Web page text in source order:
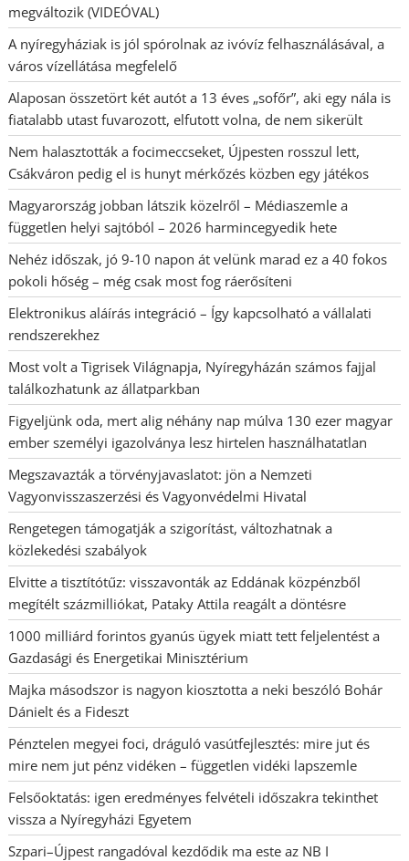
megváltozik (VIDEÓVAL)
A nyíregyháziak is jól spórolnak az ivóvíz felhasználásával, a
város vízellátása megfelelő
Alaposan összetört két autót a 13 éves „sofőr”, aki egy nála is
fiatalabb utast fuvarozott, elfutott volna, de nem sikerült
Nem halasztották a focimeccseket, Újpesten rosszul lett,
Csákváron pedig el is hunyt mérkőzés közben egy játékos
Magyarország jobban látszik közelről – Médiaszemle a
független helyi sajtóból – 2026 harmincegyedik hete
Nehéz időszak, jó 9-10 napon át velünk marad ez a 40 fokos
pokoli hőség – még csak most fog ráerősíteni
Elektronikus aláírás integráció – Így kapcsolható a vállalati
rendszerekhez
Most volt a Tigrisek Világnapja, Nyíregyházán számos fajjal
találkozhatunk az állatparkban
Figyeljünk oda, mert alig néhány nap múlva 130 ezer magyar
ember személyi igazolványa lesz hirtelen használhatatlan
Megszavazták a törvényjavaslatot: jön a Nemzeti
Vagyonvisszaszerzési és Vagyonvédelmi Hivatal
Rengetegen támogatják a szigorítást, változhatnak a
közlekedési szabályok
Elvitte a tisztítótűz: visszavonták az Eddának közpénzből
megítélt százmilliókat, Pataky Attila reagált a döntésre
1000 milliárd forintos gyanús ügyek miatt tett feljelentést a
Gazdasági és Energetikai Minisztérium
Majka másodszor is nagyon kiosztotta a neki beszóló Bohár
Dánielt és a Fideszt
Pénztelen megyei foci, dráguló vasútfejlesztés: mire jut és
mire nem jut pénz vidéken – független vidéki lapszemle
Felsőoktatás: igen eredményes felvételi időszakra tekinthet
vissza a Nyíregyházi Egyetem
Szpari–Újpest rangadóval kezdődik ma este az NB I